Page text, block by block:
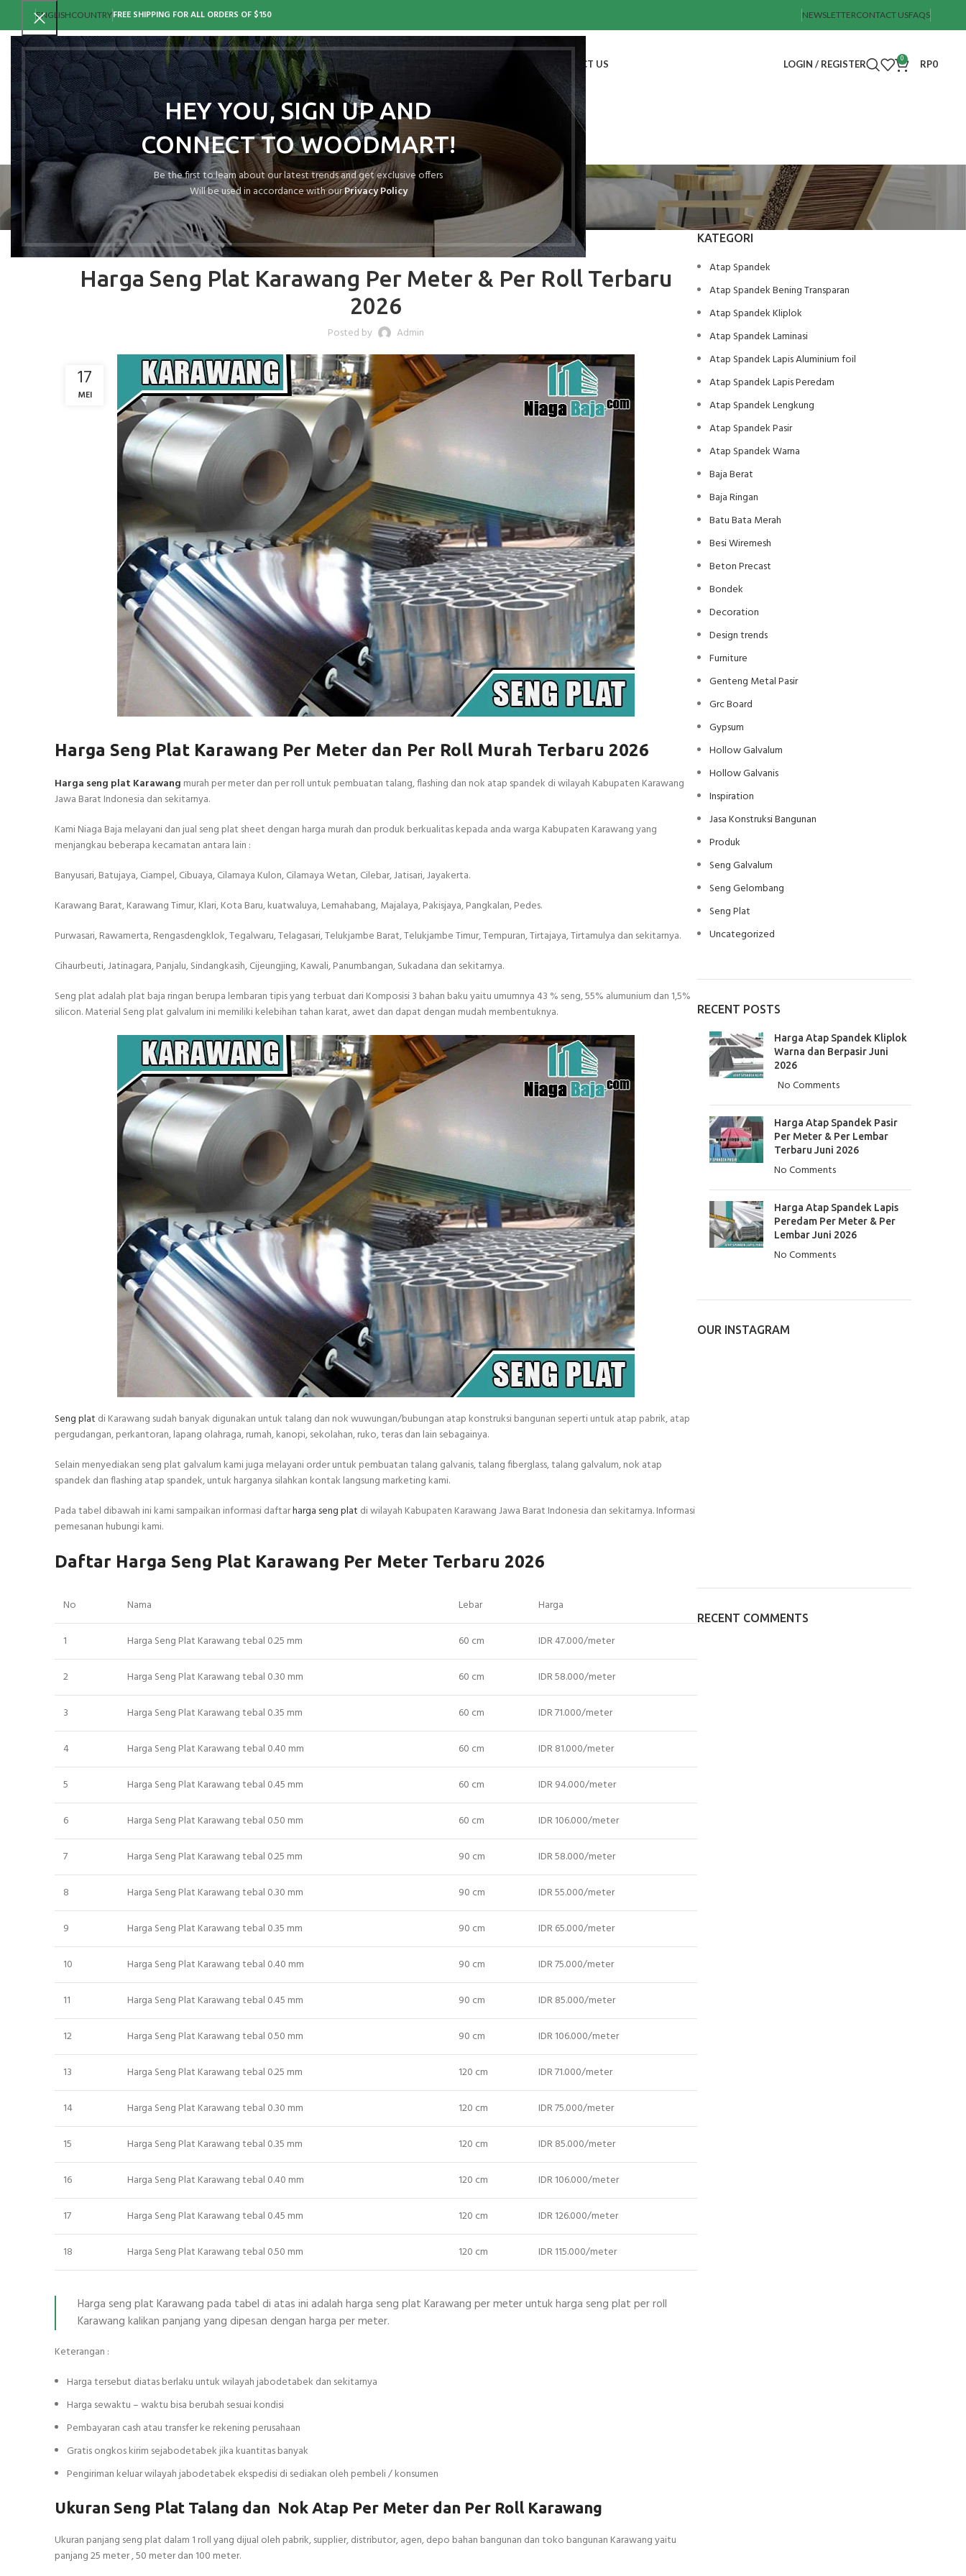
HEY YOU, SIGN UP AND
CONNECT TO WOODMART!
Be the first to learn about our latest trends and get exclusive offers
Will be used in accordance with ourPrivacy Policy
ENGLISHCOUNTRYFREE SHIPPING FOR ALL ORDERS OF $150 NEWSLETTERCONTACT USFAQS
CONTACT US LOGIN / REGISTER 0 RP0
Blog
Harga Seng Plat Karawang Per Meter & Per Roll Terbaru
2026
Posted by Admin
17
MEI
Harga Seng Plat Karawang Per Meter dan Per Roll Murah Terbaru 2026
Harga seng plat Karawang murah per meter dan per roll untuk pembuatan talang, flashing dan nok atap spandek di wilayah Kabupaten Karawang
Jawa Barat Indonesia dan sekitarnya.
Kami Niaga Baja melayani dan jual seng plat sheet dengan harga murah dan produk berkualitas kepada anda warga Kabupaten Karawang yang
menjangkau beberapa kecamatan antara lain :
Banyusari, Batujaya, Ciampel, Cibuaya, Cilamaya Kulon, Cilamaya Wetan, Cilebar, Jatisari, Jayakerta.
Karawang Barat, Karawang Timur, Klari, Kota Baru, kuatwaluya, Lemahabang, Majalaya, Pakisjaya, Pangkalan, Pedes.
Purwasari, Rawamerta, Rengasdengklok, Tegalwaru, Telagasari, Telukjambe Barat, Telukjambe Timur, Tempuran, Tirtajaya, Tirtamulya dan sekitarnya.
Cihaurbeuti, Jatinagara, Panjalu, Sindangkasih, Cijeungjing, Kawali, Panumbangan, Sukadana dan sekitarnya.
Seng plat adalah plat baja ringan berupa lembaran tipis yang terbuat dari Komposisi 3 bahan baku yaitu umumnya 43 % seng, 55% alumunium dan 1,5%
silicon. Material Seng plat galvalum ini memiliki kelebihan tahan karat, awet dan dapat dengan mudah membentuknya.
Seng plat di Karawang sudah banyak digunakan untuk talang dan nok wuwungan/bubungan atap konstruksi bangunan seperti untuk atap pabrik, atap
pergudangan, perkantoran, lapang olahraga, rumah, kanopi, sekolahan, ruko, teras dan lain sebagainya.
Selain menyediakan seng plat galvalum kami juga melayani order untuk pembuatan talang galvanis, talang fiberglass, talang galvalum, nok atap
spandek dan flashing atap spandek, untuk harganya silahkan kontak langsung marketing kami.
Pada tabel dibawah ini kami sampaikan informasi daftarharga seng plat di wilayah Kabupaten Karawang Jawa Barat Indonesia dan sekitarnya. Informasi
pemesanan hubungi kami.
Daftar Harga Seng Plat Karawang Per Meter Terbaru 2026
No Nama Lebar Harga
1 Harga Seng Plat Karawang tebal 0.25 mm 60 cm IDR 47.000/meter
2 Harga Seng Plat Karawang tebal 0.30 mm 60 cm IDR 58.000/meter
3 Harga Seng Plat Karawang tebal 0.35 mm 60 cm IDR 71.000/meter
4 Harga Seng Plat Karawang tebal 0.40 mm 60 cm IDR 81.000/meter
5 Harga Seng Plat Karawang tebal 0.45 mm 60 cm IDR 94.000/meter
6 Harga Seng Plat Karawang tebal 0.50 mm 60 cm IDR 106.000/meter
7 Harga Seng Plat Karawang tebal 0.25 mm 90 cm IDR 58.000/meter
8 Harga Seng Plat Karawang tebal 0.30 mm 90 cm IDR 55.000/meter
9 Harga Seng Plat Karawang tebal 0.35 mm 90 cm IDR 65.000/meter
10 Harga Seng Plat Karawang tebal 0.40 mm 90 cm IDR 75.000/meter
11 Harga Seng Plat Karawang tebal 0.45 mm 90 cm IDR 85.000/meter
12 Harga Seng Plat Karawang tebal 0.50 mm 90 cm IDR 106.000/meter
13 Harga Seng Plat Karawang tebal 0.25 mm 120 cm IDR 71.000/meter
14 Harga Seng Plat Karawang tebal 0.30 mm 120 cm IDR 75.000/meter
15 Harga Seng Plat Karawang tebal 0.35 mm 120 cm IDR 85.000/meter
16 Harga Seng Plat Karawang tebal 0.40 mm 120 cm IDR 106.000/meter
17 Harga Seng Plat Karawang tebal 0.45 mm 120 cm IDR 126.000/meter
18 Harga Seng Plat Karawang tebal 0.50 mm 120 cm IDR 115.000/meter
Harga seng plat Karawang pada tabel di atas ini adalah harga seng plat Karawang per meter untuk harga seng plat per roll
Karawang kalikan panjang yang dipesan dengan harga per meter.
Keterangan :
Harga tersebut diatas berlaku untuk wilayah jabodetabek dan sekitarnya
Harga sewaktu – waktu bisa berubah sesuai kondisi
Pembayaran cash atau transfer ke rekening perusahaan
Gratis ongkos kirim sejabodetabek jika kuantitas banyak
Pengiriman keluar wilayah jabodetabek ekspedisi di sediakan oleh pembeli / konsumen
Ukuran Seng Plat Talang dan Nok Atap Per Meter dan Per Roll Karawang
Ukuran panjang seng plat dalam 1 roll yang dijual oleh pabrik, supplier, distributor, agen, depo bahan bangunan dan toko bangunan Karawang yaitu
panjang 25 meter , 50 meter dan 100 meter.
KATEGORI
Atap Spandek
Atap Spandek Bening Transparan
Atap Spandek Kliplok
Atap Spandek Laminasi
Atap Spandek Lapis Aluminium foil
Atap Spandek Lapis Peredam
Atap Spandek Lengkung
Atap Spandek Pasir
Atap Spandek Warna
Baja Berat
Baja Ringan
Batu Bata Merah
Besi Wiremesh
Beton Precast
Bondek
Decoration
Design trends
Furniture
Genteng Metal Pasir
Grc Board
Gypsum
Hollow Galvalum
Hollow Galvanis
Inspiration
Jasa Konstruksi Bangunan
Produk
Seng Galvalum
Seng Gelombang
Seng Plat
Uncategorized
RECENT POSTS
Harga Atap Spandek Kliplok
Warna dan Berpasir Juni
2026
No Comments
Harga Atap Spandek Pasir
Per Meter & Per Lembar
Terbaru Juni 2026
No Comments
Harga Atap Spandek Lapis
Peredam Per Meter & Per
Lembar Juni 2026
No Comments
OUR INSTAGRAM
RECENT COMMENTS